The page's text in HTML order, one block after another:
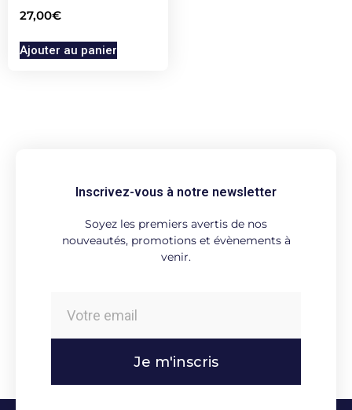
27,00€
Ajouter au panier
Inscrivez-vous à notre newsletter
Soyez les premiers avertis de nos
nouveautés, promotions et évènements à
venir.
Je m'inscris